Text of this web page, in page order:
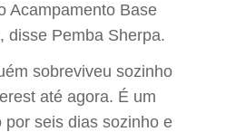
Acampamento Base
disse Pemba Sherpa.
sobreviveu sozinho
até agora. É um
seis dias sozinho e